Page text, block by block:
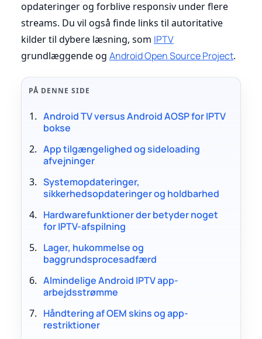
opdateringer og forblive responsiv under flere
streams. Du vil også finde links til autoritative
kilder til dybere læsning, som IPTV
grundlæggende og Android Open Source Project.
PÅ DENNE SIDE
Android TV versus Android AOSP for IPTV
bokse
App tilgængelighed og sideloading
afvejninger
Systemopdateringer,
sikkerhedsopdateringer og holdbarhed
Hardwarefunktioner der betyder noget
for IPTV-afspilning
Lager, hukommelse og
baggrundsprocesadfærd
Almindelige Android IPTV app-
arbejdsstrømme
Håndtering af OEM skins og app-
restriktioner